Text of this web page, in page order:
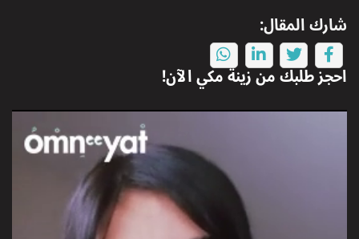
شارك المقال:
احجز طلبك منزينة مكيالآن!